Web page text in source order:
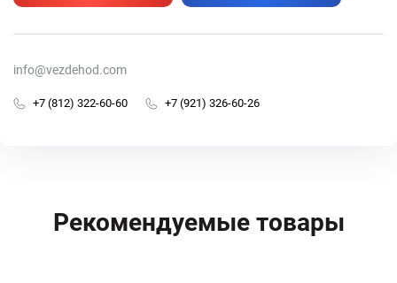
info@vezdehod.com
+7 (812) 322-60-60 +7 (921) 326-60-26
Рекомендуемые товары